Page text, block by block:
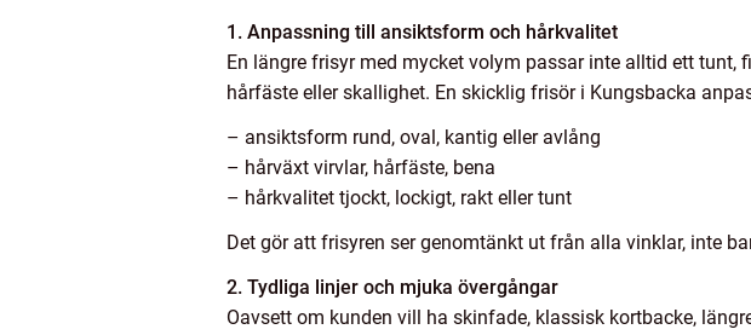
1. Anpassning till ansiktsform och hårkvalitet
En längre frisyr med mycket volym passar inte alltid ett
hårfäste eller skallighet. En skicklig frisör i Kungsbacka
– ansiktsform rund, oval, kantig eller avlång
– hårväxt virvlar, hårfäste, bena
– hårkvalitet tjockt, lockigt, rakt eller tunt
Det gör att frisyren ser genomtänkt ut från alla vinklar, inte
2. Tydliga linjer och mjuka övergångar
Oavsett om kunden vill ha skinfade, klassisk kortbacke,